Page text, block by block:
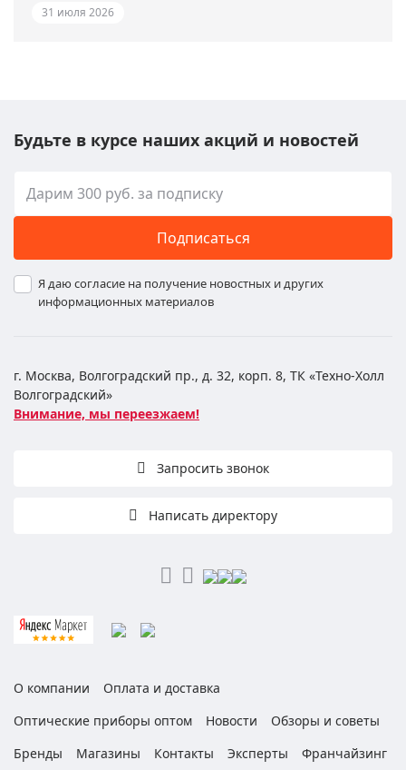
31 июля 2026
Будьте в курсе наших акций и новостей
Подписаться
Я даю согласие на получение новостных и других
информационных материалов
г. Москва, Волгоградский пр., д. 32, корп. 8, ТК «Техно-Холл
Волгоградский»
Внимание, мы переезжаем!
Запросить звонок
Написать директору
О компании
Оплата и доставка
Оптические приборы оптом
Новости
Обзоры и советы
Бренды
Магазины Контакты Эксперты Франчайзинг